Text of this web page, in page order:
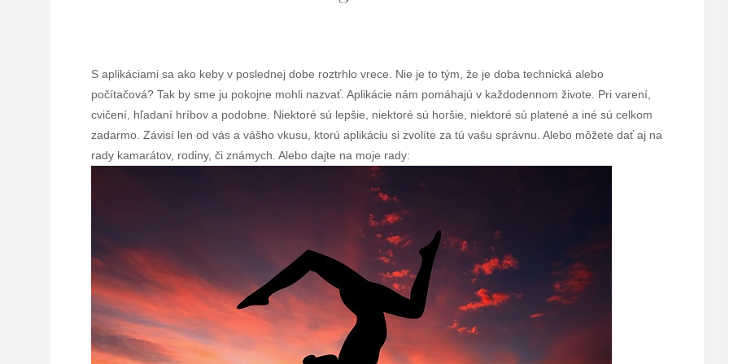
S aplikáciami sa ako keby v poslednej dobe roztrhlo vrece. Nie je to tým, že je doba technická alebo
počítačová? Tak by sme ju pokojne mohli nazvať. Aplikácie nám pomáhajú v každodennom živote. Pri varení,
cvičení, hľadaní hríbov a podobne. Niektoré sú lepšie, niektoré sú horšie, niektoré sú platené a iné sú celkom
zadarmo. Závisí len od vás a vášho vkusu, ktorú aplikáciu si zvolíte za tú vašu správnu. Alebo môžete dať aj na
rady kamarátov, rodiny, či známych. Alebo dajte na moje rady: